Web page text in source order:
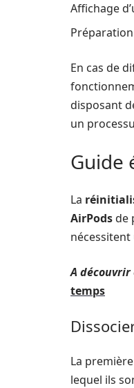
Affichage
En cas de
disposant
un
Guide
La
AirPodsde
A
temps
La
lequel ils